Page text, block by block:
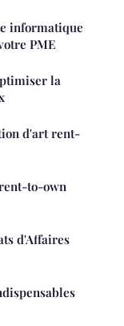
informatique
PME
la
d'art rent-
to-own
d'Affaires